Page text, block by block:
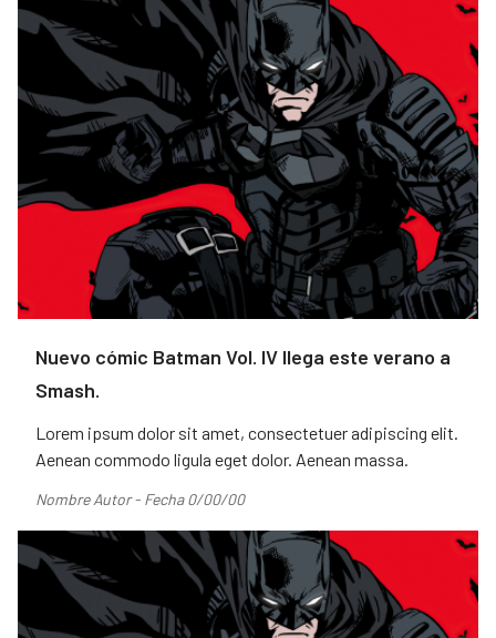
Nuevo cómic Batman Vol. IV llega este verano a
Smash.
Lorem ipsum dolor sit amet, consectetuer adipiscing elit.
Aenean commodo ligula eget dolor. Aenean massa.
Nombre Autor - Fecha 0/00/00